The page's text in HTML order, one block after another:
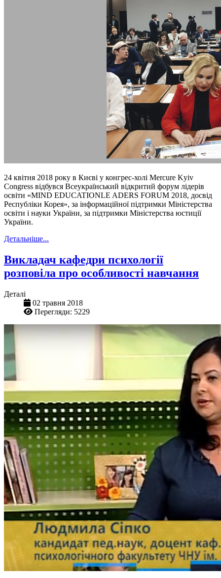
24 квітня 2018 року в Києві у конгрес-холі Mercure Kyiv
Congress відбувся Всеукраїнський відкритий форум лідерів
освіти «MIND EDUCATIONLE ADERS FORUM 2018, досвід
Республіки Корея», за інформаційної підтримки Міністерства
освіти і науки України, за підтримки Міністерства юстиції
України.
Детальніше...
Викладач кафедри психології
розповіла про особливості навчання
Деталі
02 травня 2018
Перегляди: 5229